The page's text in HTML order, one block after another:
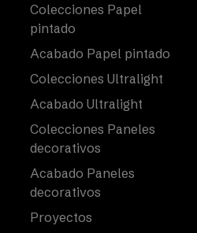
Colecciones Papel
pintado
Acabado Papel pintado
Colecciones Ultralight
Acabado Ultralight
Colecciones Paneles
decorativos
Acabado Paneles
decorativos
Proyectos